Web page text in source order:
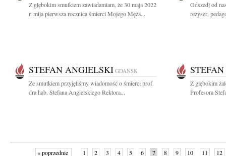
Z głębokim smutkiem zawiadamiam, że 30 maja 2022
r. mija pierwsza rocznica śmierci Mojego Męża...
Odszedł od
reżyser,
STEFAN ANGIELSKI GDAŃSK
Ze smutkiem przyjęliśmy wiadomość o śmierci prof.
dra hab. Stefana Angielskiego Rektora...
Z głębokim
Profesora
« poprzednie 1 2 3 4 5 6 7 8 9 10 11 12